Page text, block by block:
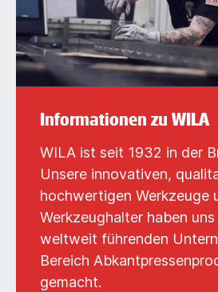
Informationen zu WILA
WILA ist seit 1932 in der
Unsere innovativen,
hochwertigen Werkzeuge
Werkzeughalter haben
weltweit führenden
Bereich
gemacht.